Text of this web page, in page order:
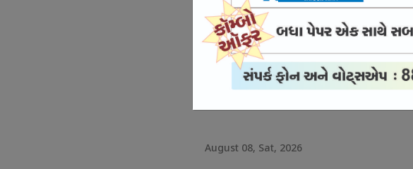
રહાણે ઇટીપીએલ ટી-20 લીગ સાથે જોડાયો
August 08, Sat, 2026
August 08, Sat, 2026